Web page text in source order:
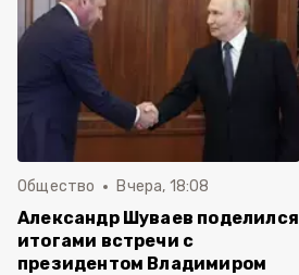
Общество Вчера, 18:08
Александр Шуваев поделился
итогами встречи с
президентом Владимиром